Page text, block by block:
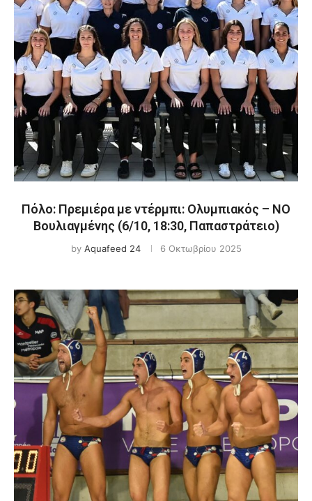
Πόλο: Πρεμιέρα με ντέρμπι: Ολυμπιακός – ΝΟ
Βουλιαγμένης (6/10, 18:30, Παπαστράτειο)
by Aquafeed 24 6 Οκτωβρίου 2025